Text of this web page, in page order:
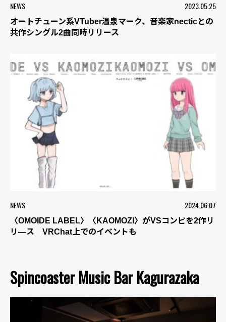
NEWS 2023.05.25
オートチューン系VTuber温泉マーク、音楽家necticとの
共作シングル2曲同時リリース
NEWS 2024.06.07
〈OMOIDE LABEL〉〈KAOMOZI〉がVSコンピを2作リ
リ―ス VRChat上でのイベントも
Spincoaster Music Bar Kagurazaka